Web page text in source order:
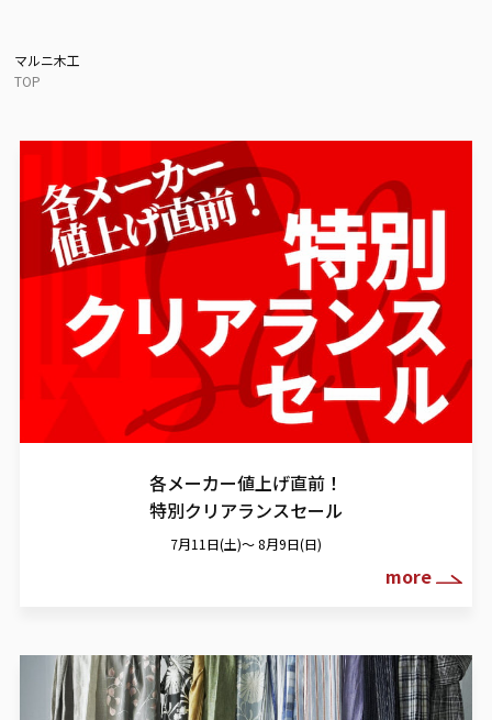
マルニ木工
TOP
各メーカー値上げ直前！
特別クリアランスセール
7月11日(土)～ 8月9日(日)
more